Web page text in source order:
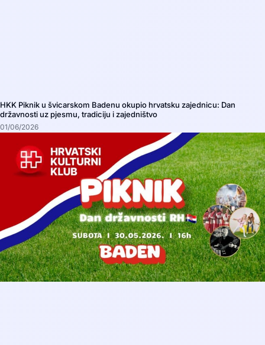
HKK Piknik u švicarskom Badenu okupio hrvatsku zajednicu: Dan
državnosti uz pjesmu, tradiciju i zajedništvo
01/06/2026